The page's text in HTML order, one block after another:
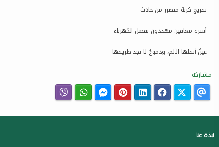
تفريج كربة متضرر من حادث
أسرة معاقين مهددون بفصل الكهرباء
عينٌ أثقلها الألم، ودموعٌ لا تجد طريقها
مشاركة
نبذة عنا